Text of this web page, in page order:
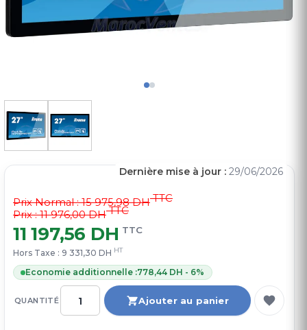
QUANTITÉ Ajouter au panier
Prix Normal :15 975,98 DHTTC
Prix : 11 976,00 DHTTC
11 197,56 DH TTC
Hors Taxe : 9 331,30 DH HT
Economie additionnelle :778,44 DH - 6%
Dernière mise à jour : 29/06/2026